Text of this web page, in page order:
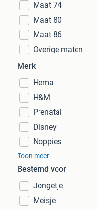
Maat 74
Maat 80
Maat 86
Overige maten
Merk
Hema
H&M
Prenatal
Disney
Noppies
Toon meer
Bestemd voor
Jongetje
Meisje